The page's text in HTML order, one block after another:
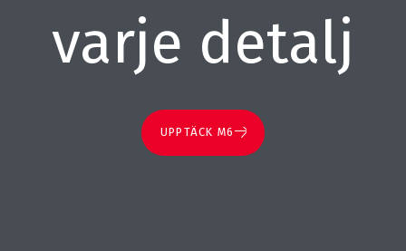
varje detalj
UPPTÄCK M6